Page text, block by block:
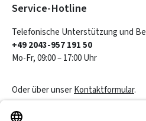
Service-Hotline
Telefonische Unterstützung und
+49 2043-957 191 50
Mo-Fr, 09:00 – 17:00 Uhr
Oder über unserKontaktformular.